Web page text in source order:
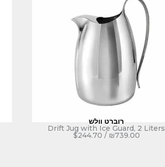
רוברט וולש
Drift Jug with Ice Guard, 2 Liters
₪739.00
/
$244.70